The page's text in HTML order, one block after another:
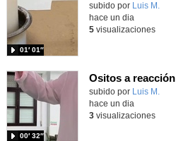
Contenido educativo.
subido por Luis M.
01′ 01″
hace un dia
5visualizaciones
Ositos a reacción
Contenido educativo.
subido por Luis M.
00′ 32″
hace un dia
3visualizaciones